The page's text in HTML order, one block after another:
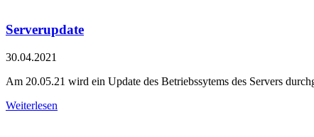
Serverupdate
30.04.2021
Am 20.05.21 wird ein Update des Betriebssytems des Servers
Weiterlesen